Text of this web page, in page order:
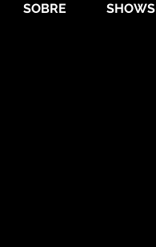
SOBRE SHOWS